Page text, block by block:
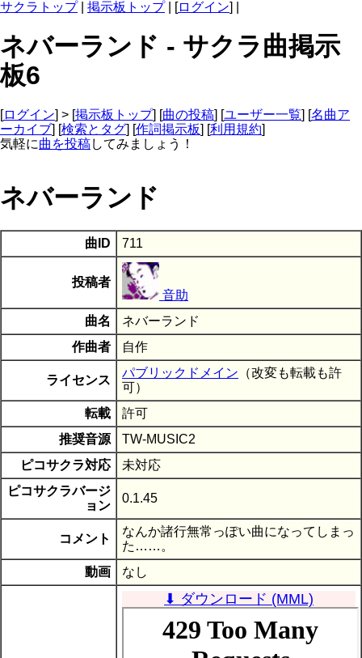
サクラトップ| 掲示板トップ| [ログイン] |
ネバーランド - サクラ曲掲示
板6
[ログイン] > [掲示板トップ] [曲の投稿] [ユーザー一覧] [名曲ア
ーカイブ] [検索とタグ] [作詞掲示板] [利用規約]
気軽に曲を投稿してみましょう！
ネバーランド
曲ID 711
投稿者
音助
曲名
ネバーランド
作曲者
自作
ライセンス
パブリックドメイン （改変も転載も許
可）
転載
許可
推奨音源
TW-MUSIC2
ピコサクラ対応
未対応
ピコサクラバージ
ョン
0.1.45
コメント
なんか諸行無常っぽい曲になってしまっ
た……。
動画
なし
⬇ ダウンロード (MML)